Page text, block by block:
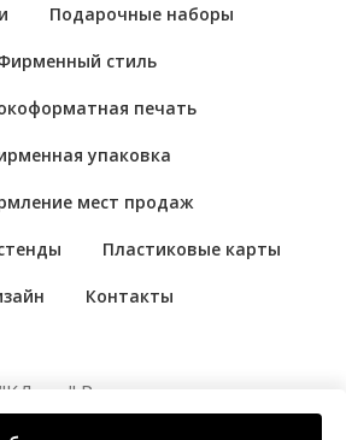
Подарочные наборы
стиль
печать
упаковка
мест продаж
Пластиковые карты
Контакты
Рекламно-
компания "Козырная Дама".